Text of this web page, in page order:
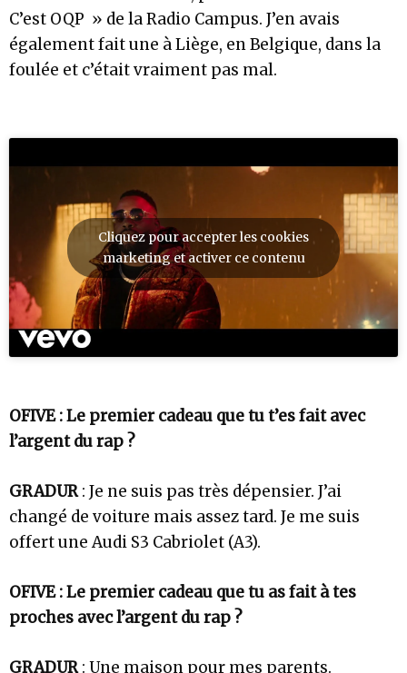
C’est OQP » de la Radio Campus. J’en avais
également fait une à Liège, en Belgique, dans la
foulée et c’était vraiment pas mal.
Cliquez pour accepter les cookies
marketing et activer ce contenu
OFIVE : Le premier cadeau que tu t’es fait avec
l’argent du rap ?
GRADUR: Je ne suis pas très dépensier. J’ai
changé de voiture mais assez tard. Je me suis
offert une Audi S3 Cabriolet (A3).
OFIVE : Le premier cadeau que tu as fait à tes
proches avec l’argent du rap ?
GRADUR: Une maison pour mes parents.